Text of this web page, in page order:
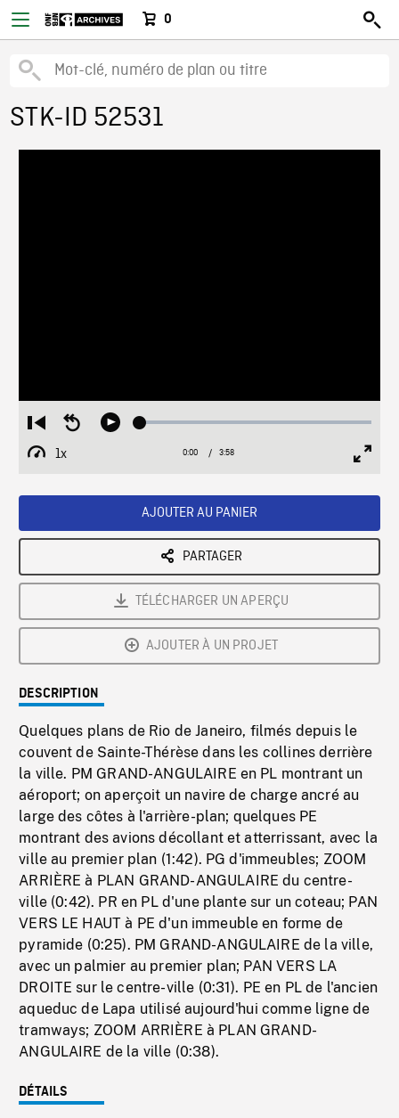
0
STK-ID 52531
Restart
from
beginning
Seek
Play Loaded:
1x
Playback
Current
0:00 / Duration
3:58
AJOUTER AU PANIER
PARTAGER
TÉLÉCHARGER UN APERÇU
AJOUTER À UN PROJET
DESCRIPTION
Quelques plans de Rio de Janeiro, filmés depuis le
couvent de Sainte-Thérèse dans les collines derrière
la ville. PM GRAND-ANGULAIRE en PL montrant un
aéroport; on aperçoit un navire de charge ancré au
large des côtes à l'arrière-plan; quelques PE
montrant des avions décollant et atterrissant, avec la
ville au premier plan (1:42). PG d'immeubles; ZOOM
ARRIÈRE à PLAN GRAND-ANGULAIRE du centre-
ville (0:42). PR en PL d'une plante sur un coteau; PAN
VERS LE HAUT à PE d'un immeuble en forme de
pyramide (0:25). PM GRAND-ANGULAIRE de la ville,
avec un palmier au premier plan; PAN VERS LA
DROITE sur le centre-ville (0:31). PE en PL de l'ancien
aqueduc de Lapa utilisé aujourd'hui comme ligne de
tramways; ZOOM ARRIÈRE à PLAN GRAND-
ANGULAIRE de la ville (0:38).
DÉTAILS